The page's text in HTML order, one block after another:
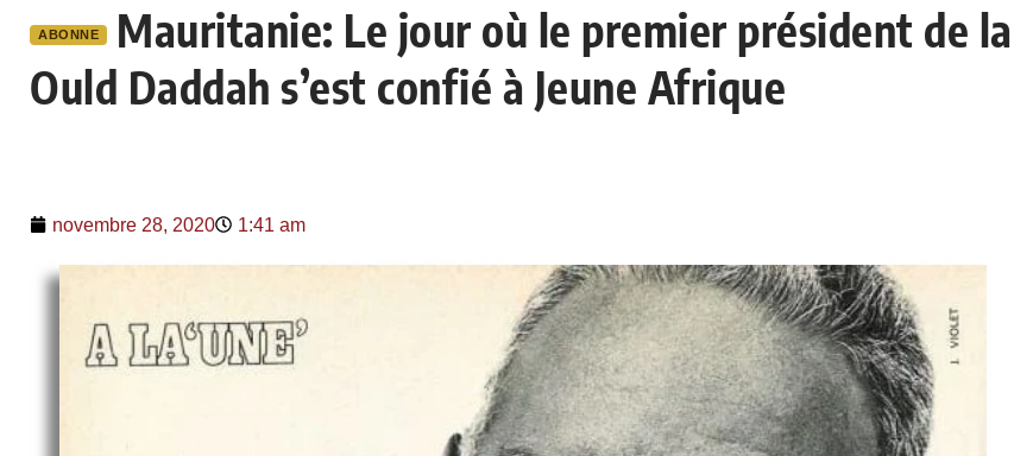
ABONNE
Mauritanie: Le jour où le premier président de
Ould Daddah s’est confié à Jeune Afrique
novembre 28, 2020 1:41 am